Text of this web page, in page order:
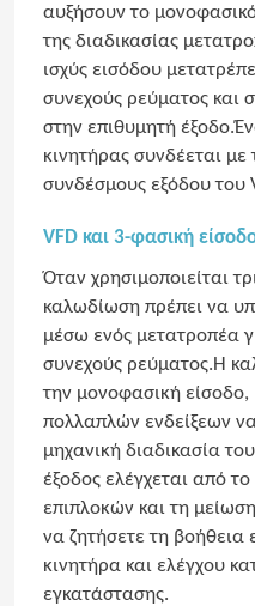
αυξήσουν το
της διαδικασίας
ισχύς εισόδου
συνεχούς ρεύματος και
στην επιθυμητή
κινητήρας συνδέεται
συνδέσμους εξόδου του
VFD και 3-φασική
Όταν χρησιμοποιείται
καλωδίωση πρέπει να
μέσω ενός μετατροπέα
συνεχούς ρεύματος.Η
την μονοφασική είσοδο,
πολλαπλών ενδείξεων
μηχανική διαδικασία
έξοδος ελέγχεται από
επιπλοκών και τη
να ζητήσετε τη βοήθεια
κινητήρα και ελέγχου
εγκατάστασης.